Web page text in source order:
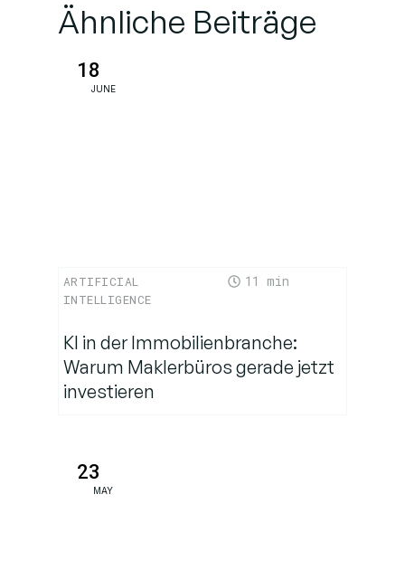
Ähnliche Beiträge
18
JUNE
ARTIFICIAL
INTELLIGENCE
11
KI in der Immobilienbranche:
Warum Maklerbüros gerade jetzt
investieren
23
MAY